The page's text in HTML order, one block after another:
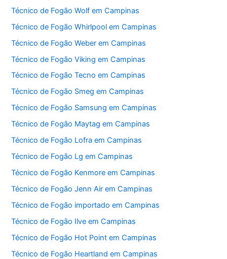
Técnico de Fogão Wolf em Campinas
Técnico de Fogão Whirlpool em Campinas
Técnico de Fogão Weber em Campinas
Técnico de Fogão Viking em Campinas
Técnico de Fogão Tecno em Campinas
Técnico de Fogão Smeg em Campinas
Técnico de Fogão Samsung em Campinas
Técnico de Fogão Maytag em Campinas
Técnico de Fogão Lofra em Campinas
Técnico de Fogão Lg em Campinas
Técnico de Fogão Kenmore em Campinas
Técnico de Fogão Jenn Air em Campinas
Técnico de Fogão importado em Campinas
Técnico de Fogão Ilve em Campinas
Técnico de Fogão Hot Point em Campinas
Técnico de Fogão Heartland em Campinas